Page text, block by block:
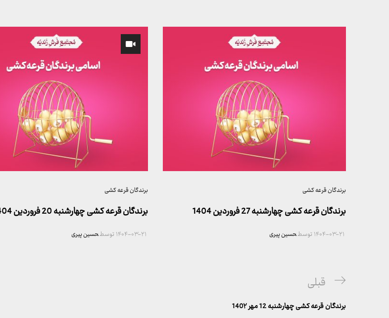
برندگان قرعه کشی
برندگان قرعه کشی چهارشنبه 27 فروردین 1404
۱۴۰۴-۰۳-۲۱توسطحسین پیری
برندگان قرعه کشی
برندگان قرعه کشی چهارشنبه 20 فروردین 1404
۱۴۰۴-۰۳-۲۱توسطحسین پیری
راهبری
نوشته
پست
قبلی
قبلی
برندگان قرعه کشی چهارشنبه 12 مهر 140۲